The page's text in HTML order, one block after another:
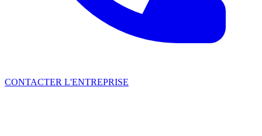
CONTACTER L'ENTREPRISE